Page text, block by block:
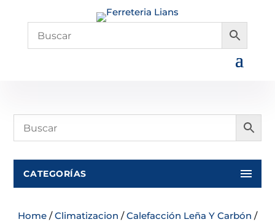
CATEGORÍAS
Home /Climatizacion /Calefacción Leña Y Carbón /